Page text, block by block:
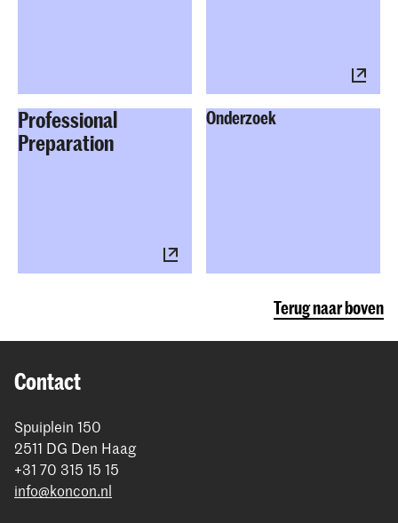
Professional
Preparation
Onderzoek
Terug naar boven
Contact
Spuiplein 150
2511 DG Den Haag
+31 70 315 15 15
info@koncon.nl